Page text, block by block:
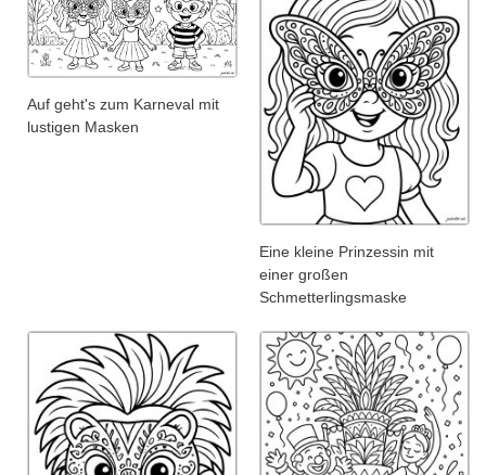
Auf geht's zum Karneval mit
lustigen Masken
Eine kleine Prinzessin mit
einer großen
Schmetterlingsmaske